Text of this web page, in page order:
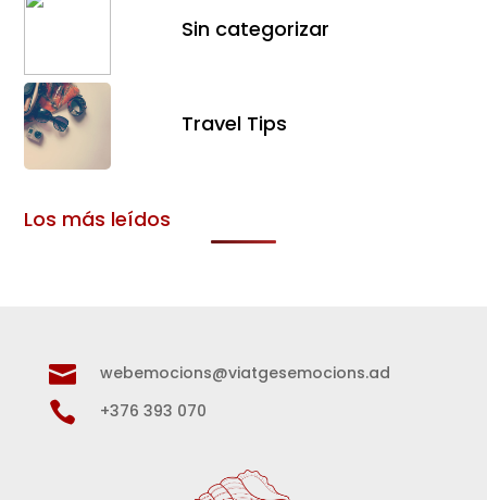
Sin categorizar
Travel Tips
Los más leídos
 webemocions@viatgesemocions.ad
 +376 393 070